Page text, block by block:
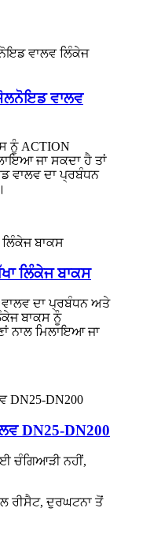
ਵਾਲਵ
ਨੂੰ ACTION
ਜਾ ਸਕਦਾ ਹੈ ਤਾਂ
ਵਾਲਵ ਦਾ ਪ੍ਰਬੰਧਨ
ਲਿੰਕੇਜ ਬਾਕਸ
ਦਾ ਪ੍ਰਬੰਧਨ ਅਤੇ
ਬਾਕਸ ਨੂੰ
ਨਾਲ ਮਿਲਾਇਆ ਜਾ
DN25-DN200
ਚੰਗਿਆੜੀ ਨਹੀਂ,
ਰੀਸੈਟ, ਦੁਰਘਟਨਾ ਤੋਂ